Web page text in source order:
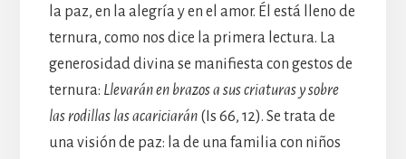
la paz, en la alegría y en el amor. Él está lleno de
ternura, como nos dice la primera lectura. La
generosidad divina se manifiesta con gestos de
ternura: Llevarán en brazos a sus criaturas y sobre
las rodillas las acariciarán(Is 66, 12). Se trata de
una visión de paz: la de una familia con niños